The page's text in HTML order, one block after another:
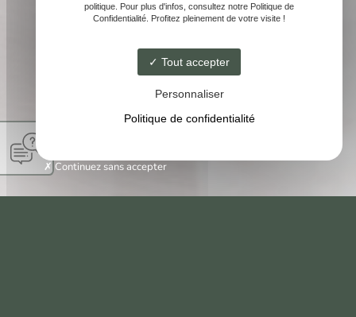
politique. Pour plus d'infos, consultez notre Politique de
Confidentialité. Profitez pleinement de votre visite !
Tout accepter
Personnaliser
Politique de confidentialité
Continuez sans accepter